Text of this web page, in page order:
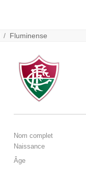
/ Fluminense
Nom complet
Naissance
Âge